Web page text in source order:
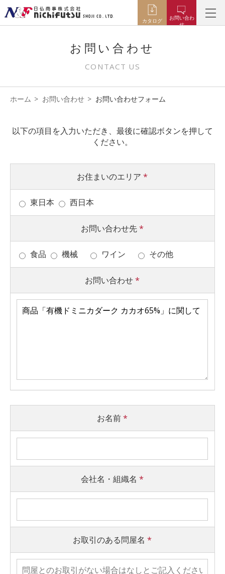
カタログ
お問い合わ
せ
お問い合わせ
CONTACT US
ホーム お問い合わせ お問い合わせフォーム
以下の項目を入力いただき、最後に確認ボタンを押して
ください。
お住まいのエリア*
東日本 西日本
お問い合わせ先*
食品 機械 ワイン その他
お問い合わせ*
お名前*
会社名・組織名*
お取引のある問屋名*